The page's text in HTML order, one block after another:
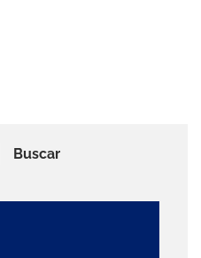
Buscar